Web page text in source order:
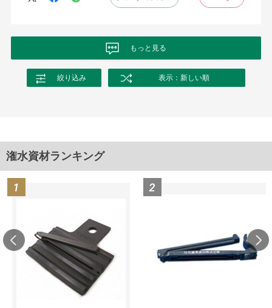
もっと見る
絞り込み 表示：新しい順
潅水資材ランキング